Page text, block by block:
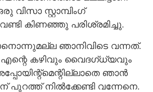
സ്റ്റാമ്പിംഗ്
കിണഞ്ഞു പരിശ്രമിച്ചു.
ഞാനിവിടെ വന്നത്.
എന്റെ കഴിവും വൈദഗ്ധ്യവും
ഞാൻ
പുറത്ത് നിൽക്കേണ്ടി വന്നേനെ.